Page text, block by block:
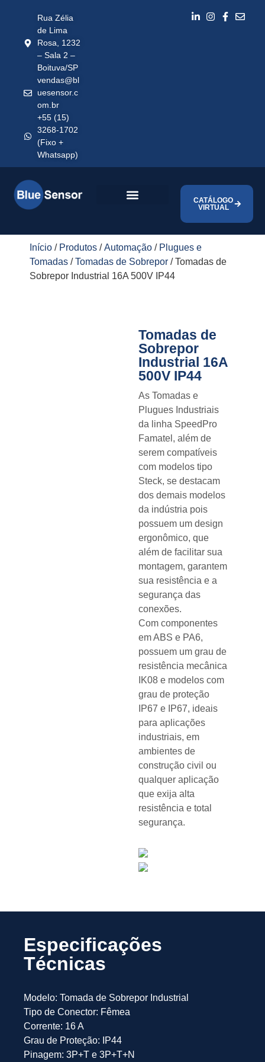
Rua Zélia
de Lima
Rosa, 1232
– Sala 2 –
Boituva/SP
vendas@bl
uesensor.c
om.br
+55 (15)
3268-1702
(Fixo +
Whatsapp)
CATÁLOGO
VIRTUAL
Início / Produtos /Automação / Plugues e
Tomadas /Tomadas de Sobrepor / Tomadas de
Sobrepor Industrial 16A 500V IP44
Tomadas de
Sobrepor
Industrial 16A
500V IP44
As Tomadas e
Plugues Industriais
da linha SpeedPro
Famatel, além de
serem compatíveis
com modelos tipo
Steck, se destacam
dos demais modelos
da indústria pois
possuem um design
ergonômico, que
além de facilitar sua
montagem, garantem
sua resistência e a
segurança das
conexões.
Com componentes
em ABS e PA6,
possuem um grau de
resistência mecânica
IK08 e modelos com
grau de proteção
IP67 e IP67, ideais
para aplicações
industriais, em
ambientes de
construção civil ou
qualquer aplicação
que exija alta
resistência e total
segurança.
Especificações
Técnicas
Modelo: Tomada de Sobrepor Industrial
Tipo de Conector: Fêmea
Corrente: 16 A
Grau de Proteção: IP44
Pinagem: 3P+T e 3P+T+N